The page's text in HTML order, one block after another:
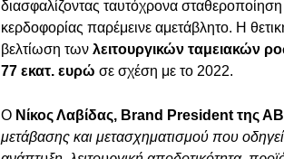
διασφαλίζοντας ταυτόχρονα
κερδοφορίας παρέμεινε αμετάβλητο. Η
βελτίωση των λειτουργικών ταμειακών
77 εκατ. ευρώ σε σχέση με το 2022.
Ο Νίκος Λαβίδας, Brand President της
μετάβασης και μετασχηματισμού που